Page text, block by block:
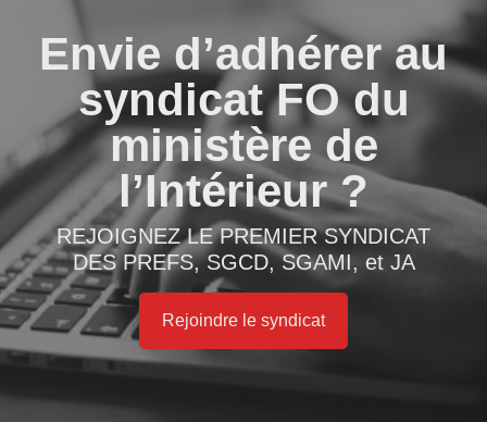
Envie d’adhérer au
syndicat FO du
ministère de
l’Intérieur ?
REJOIGNEZ LE PREMIER SYNDICAT
DES PREFS, SGCD, SGAMI, et JA
Rejoindre le syndicat